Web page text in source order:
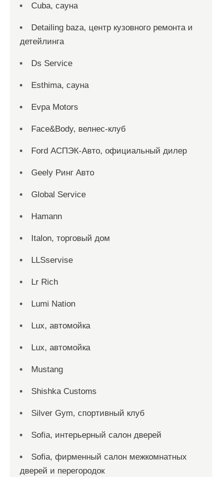
Cuba, сауна
Detailing baza, центр кузовного ремонта и
детейлинга
Ds Service
Esthima, сауна
Evpa Motors
Face&Body, велнес-клуб
Ford АСПЭК-Авто, официальный дилер
Geely Ринг Авто
Global Service
Hamann
Italon, торговый дом
LLSservise
Lr Rich
Lumi Nation
Lux, автомойка
Lux, автомойка
Mustang
Shishka Customs
Silver Gym, спортивный клуб
Sofia, интерьерный салон дверей
Sofia, фирменный салон межкомнатных
дверей и перегородок